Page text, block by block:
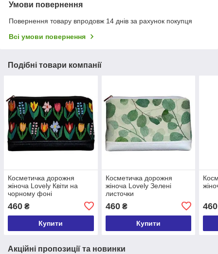
Умови повернення
Повернення товару впродовж 14 днів за рахунок покупця
Всі умови повернення
Подібні товари компанії
Косметичка дорожня
жіноча Lovely Квіти на
чорному фоні
460 ₴
Купити
Косметичка дорожня
жіноча Lovely Зелені
листочки
460₴
Купити
460
Акційні пропозиції та новинки